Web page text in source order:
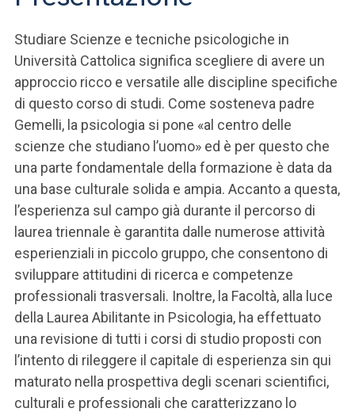
Studiare Scienze e tecniche psicologiche in
Università Cattolica significa scegliere di avere un
approccio ricco e versatile alle discipline specifiche
di questo corso di studi. Come sosteneva padre
Gemelli, la psicologia si pone «al centro delle
scienze che studiano l’uomo» ed è per questo che
una parte fondamentale della formazione è data da
una base culturale solida e ampia. Accanto a questa,
l’esperienza sul campo già durante il percorso di
laurea triennale è garantita dalle numerose attività
esperienziali in piccolo gruppo, che consentono di
sviluppare attitudini di ricerca e competenze
professionali trasversali. Inoltre, la Facoltà, alla luce
della Laurea Abilitante in Psicologia, ha effettuato
una revisione di tutti i corsi di studio proposti con
l’intento di rileggere il capitale di esperienza sin qui
maturato nella prospettiva degli scenari scientifici,
culturali e professionali che caratterizzano lo